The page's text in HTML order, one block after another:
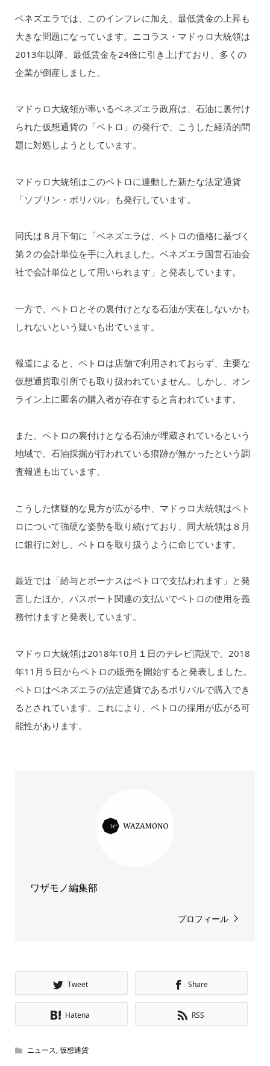
ベネズエラでは、このインフレに加え、最低賃金の上昇も
大きな問題になっています。ニコラス・マドゥロ大統領は
2013年以降、最低賃金を24倍に引き上げており、多くの
企業が倒産しました。
マドゥロ大統領が率いるベネズエラ政府は、石油に裏付け
られた仮想通貨の「ペトロ」の発行で、こうした経済的問
題に対処しようとしています。
マドゥロ大統領はこのペトロに連動した新たな法定通貨
「ソブリン・ボリバル」も発行しています。
同氏は８月下旬に「ベネズエラは、ペトロの価格に基づく
第２の会計単位を手に入れました。ベネズエラ国営石油会
社で会計単位として用いられます」と発表しています。
一方で、ペトロとその裏付けとなる石油が実在しないかも
しれないという疑いも出ています。
報道によると、ペトロは店舗で利用されておらず、主要な
仮想通貨取引所でも取り扱われていません。しかし、オン
ライン上に匿名の購入者が存在すると言われています。
また、ペトロの裏付けとなる石油が埋蔵されているという
地域で、石油採掘が行われている痕跡が無かったという調
査報道も出ています。
こうした懐疑的な見方が広がる中、マドゥロ大統領はペト
ロについて強硬な姿勢を取り続けており、同大統領は８月
に銀行に対し、ペトロを取り扱うように命じています。
最近では「給与とボーナスはペトロで支払われます」と発
言したほか、パスポート関連の支払いでペトロの使用を義
務付けますと発表しています。
マドゥロ大統領は2018年10月１日のテレビ演説で、2018
年11月５日からペトロの販売を開始すると発表しました。
ペトロはベネズエラの法定通貨であるボリバルで購入でき
るとされています。これにより、ペトロの採用が広がる可
能性があります。
ワザモノ編集部
プロフィール
Tweet Share
Hatena RSS
ニュース,仮想通貨